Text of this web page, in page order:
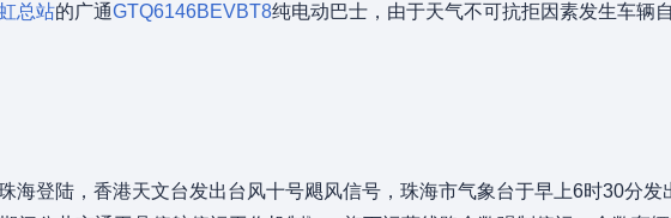
总站的广通GTQ6146BEVBT8纯电动巴士，由于天气不可抗拒因素发生车辆
海登陆，香港天文台发出台风十号飓风信号，珠海市气象台于早上6时30分发